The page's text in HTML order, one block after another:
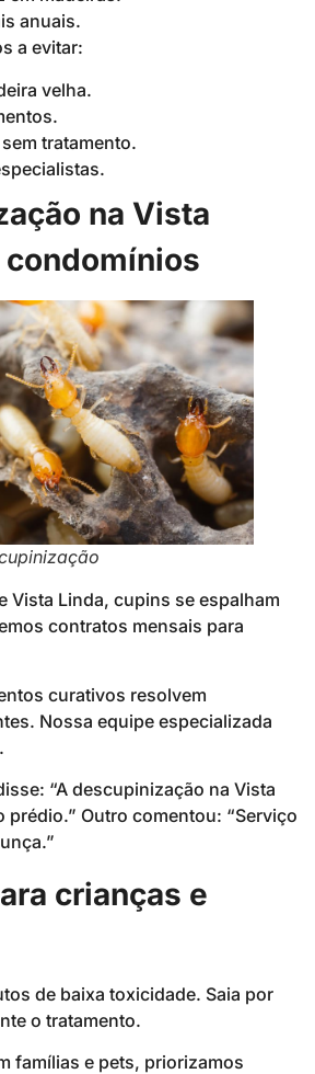
anuais.
a evitar:
velha.
tratamento.
na Vista
condomínios
Vista Linda, cupins se espalham
contratos mensais para
curativos resolvem
Nossa equipe especializada
“A descupinização na Vista
prédio.” Outro comentou: “Serviço
crianças e
de baixa toxicidade. Saia por
o tratamento.
famílias e pets, priorizamos